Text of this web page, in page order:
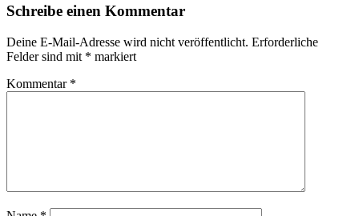
Schreibe einen Kommentar
Deine E-Mail-Adresse wird nicht veröffentlicht. Erforderliche
Felder sind mit * markiert
Kommentar *